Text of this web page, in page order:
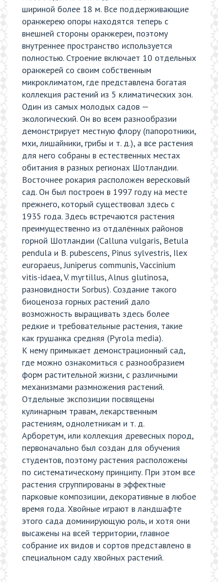
шириной более 18 м. Все поддерживающие
оранжерею опоры находятся теперь с
внешней стороны оранжереи, поэтому
внутреннее пространство используется
полностью. Строение включает 10 отдельных
оранжерей со своим собственным
микроклиматом, где представлена богатая
коллекция растений из 5 климатических зон.
Один из самых молодых садов —
экологический. Он во всем разнообразии
демонстрирует местную флору (папоротники,
мхи, лишайники, грибы и т. д.), а все растения
для него собраны в естественных местах
обитания в разных регионах Шотландии.
Восточнее рокария расположен вересковый
сад. Он был построен в 1997 году на месте
прежнего, который существовал здесь с
1935 года. Здесь встречаются растения
преимущественно из отдалённых районов
горной Шотландии (Calluna vulgaris, Betula
pendula и B. pubescens, Pinus sylvestris, Ilex
europaeus, Juniperus communis, Vaccinium
vitis-idaea, V. myrtillus, Alnus glutinosa,
разновидности Sorbus). Создание такого
биоценоза горных растений дало
возможность выращивать здесь более
редкие и требовательные растения, такие
как грушанка средняя (Pyrola media).
К нему примыкает демонстрационный сад,
где можно ознакомиться с разнообразием
форм растительной жизни, с различными
механизмами размножения растений.
Отдельные экспозиции посвящены
кулинарным травам, лекарственным
растениям, однолетникам и т. д.
Арборетум, или коллекция древесных пород,
первоначально был создан для обучения
студентов, поэтому растения расположены
по систематическому принципу. При этом все
растения сгруппированы в эффектные
парковые композиции, декоративные в любое
время года. Хвойные играют в ландшафте
этого сада доминирующую роль, и хотя они
высажены на всей территории, главное
собрание их видов и сортов представлено в
специальном саду хвойных растений.